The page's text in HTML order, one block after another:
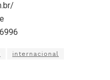
internacional